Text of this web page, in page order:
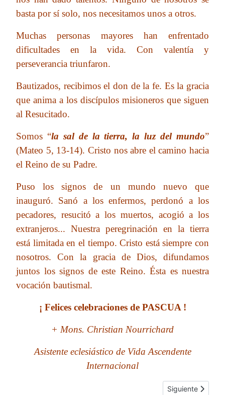
basta por sí solo, nos necesitamos unos a otros.
Muchas personas mayores han enfrentado
dificultades en la vida. Con valentía y
perseverancia triunfaron.
Bautizados, recibimos el don de la fe. Es la gracia
que anima a los discípulos misioneros que siguen
al Resucitado.
Somos “la sal de la tierra, la luz del mundo”
(Mateo 5, 13-14). Cristo nos abre el camino hacia
el Reino de su Padre.
Puso los signos de un mundo nuevo que
inauguró. Sanó a los enfermos, perdonó a los
pecadores, resucitó a los muertos, acogió a los
extranjeros... Nuestra peregrinación en la tierra
está limitada en el tiempo. Cristo está siempre con
nosotros. Con la gracia de Dios, difundamos
juntos los signos de este Reino. Ésta es nuestra
vocación bautismal.
¡ Felices celebraciones de PASCUA !
+ Mons. Christian Nourrichard
Asistente eclesiástico de Vida Ascendente
Internacional
Artículo
Siguiente